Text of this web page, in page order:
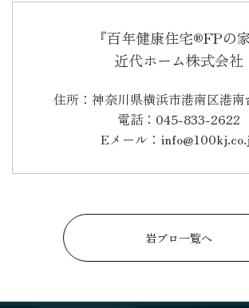
『百年健康住宅®FPの家
近代ホーム株式会社
住所：神奈川県横浜市港南区港
電話：045-833-2622
Eメール：
岩ブロ一覧へ